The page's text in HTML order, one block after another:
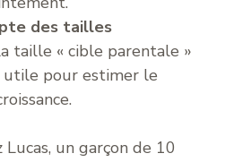
des tailles
taille « cible parentale »
pour estimer le
un garçon de 10